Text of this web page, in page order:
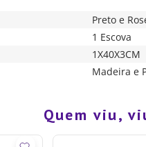
Preto e
1 Escova
1X40X3CM
Madeira e
Quem viu,